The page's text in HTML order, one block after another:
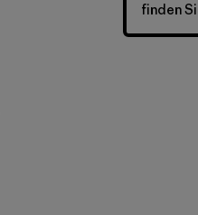
finden